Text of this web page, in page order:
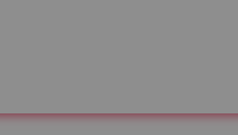
спасением.
пульсировать вопросы: как
за что взяться первым
понедельника...